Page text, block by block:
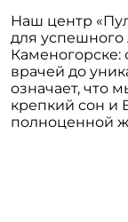
Наш центр
для успешного
врачей до
означает, что
крепкий сон и
полноценной